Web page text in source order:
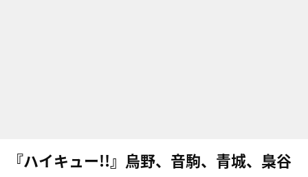
『ハイキュー!!』烏野、音駒、青城、梟谷